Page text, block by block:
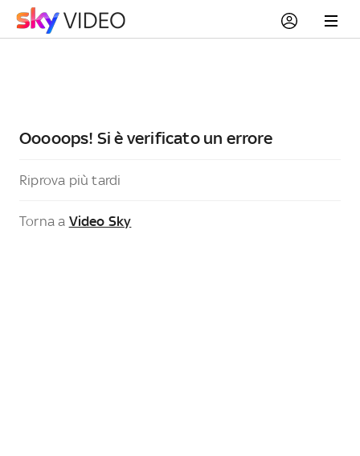
Ooooops! Si è verificato un errore
Riprova più tardi
Torna a Video Sky